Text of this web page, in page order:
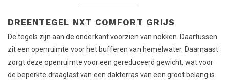
DREENTEGEL NXT COMFORT GRIJS
De tegels zijn aan de onderkant voorzien van nokken. Daartussen
zit een openruimte voor het bufferen van hemelwater. Daarnaast
zorgt deze openruimte voor een gereduceerd gewicht, wat voor
de beperkte draaglast van een dakterras van een groot belang is.